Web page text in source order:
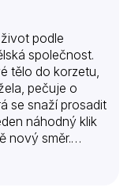
podle
společnost.
tělo do korzetu,
pečuje o
se snaží prosadit
náhodný klik
nový směr.
ukrývá pod
– těla,